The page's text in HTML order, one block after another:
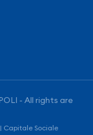
- All rights are
Capitale Sociale